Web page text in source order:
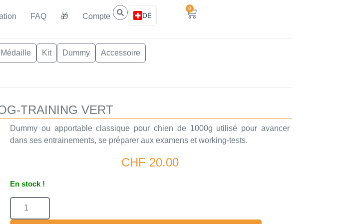
FAQ 🎁 Compte DE
0
Médaille Kit Dummy
Accessoire
TRAINING VERT
Dummy ou apportable classique pour chien de 1000g utilisé pour avancer
dans ses entrainements, se préparer aux examens et working-tests.
CHF 20.00
En stock !